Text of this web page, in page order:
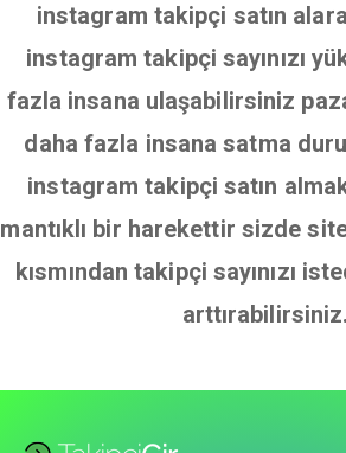
instagram takipçi satın
instagram takipçi sayınızı
fazla insana ulaşabilirsiniz
daha fazla insana satma
instagram takipçi satın
mantıklı bir harekettir sizde
kısmından takipçi sayınızı
arttırabilirsiniz.